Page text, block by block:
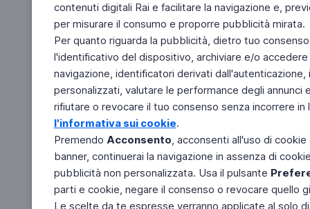
contenuti digitali Rai e facilitare la navigazione e,
per misurare il consumo e proporre pubblicità mirata.
Per quanto riguarda la pubblicità, dietro tuo
l'identificativo del dispositivo, archiviare e/o
navigazione, identificatori derivati
personalizzati, valutare le performance degli
rifiutare o revocare il tuo consenso senza incorrere
l'informativa sui cookie.
Premendo Acconsento, acconsenti all'uso di
banner, continuerai la navigazione in assenza di
pubblicità non personalizzata. Usa il pulsante
parti e cookie, negare il consenso o revocare quello
Le scelte da te espresse verranno applicate al solo